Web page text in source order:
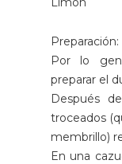
Preparación:
Por lo
preparar el
Después
troceados
membrillo)
En una